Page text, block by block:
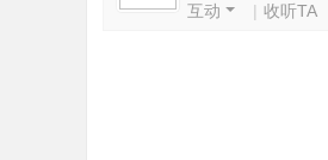
互动
| 收听TA